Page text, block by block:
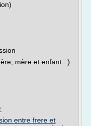
mère et enfant...)
entre frere et